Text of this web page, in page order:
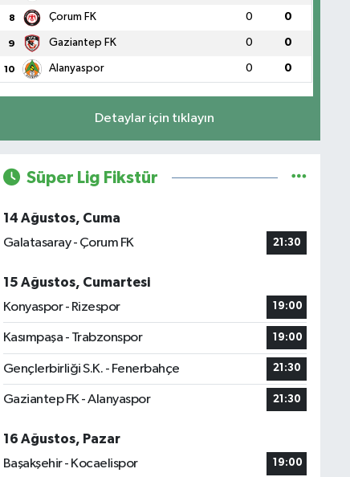
8 Çorum FK 0 0
9 Gaziantep FK 0 0
10 Alanyaspor 0 0
Detaylar için tıklayın
Süper Lig Fikstür
14 Ağustos, Cuma
Galatasaray - Çorum FK
21:30
15 Ağustos, Cumartesi
Konyaspor - Rizespor
19:00
Kasımpaşa - Trabzonspor 19:00
Gençlerbirliği S.K. - Fenerbahçe 21:30
Gaziantep FK - Alanyaspor 21:30
16 Ağustos, Pazar
Başakşehir - Kocaelispor
19:00